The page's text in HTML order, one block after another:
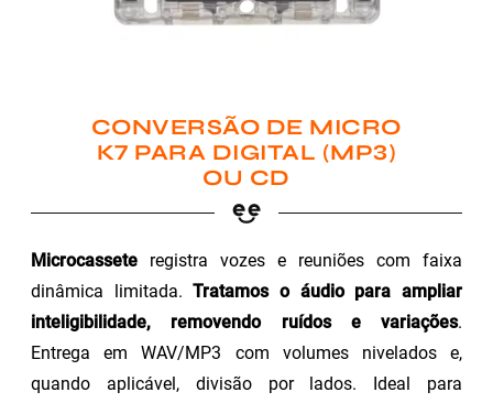
CONVERSÃO DE MICRO
K7 PARA DIGITAL (MP3)
OU CD
Microcassete registra vozes e reuniões com faixa
dinâmica limitada.Tratamos o áudio para ampliar
inteligibilidade, removendo ruídos e variações.
Entrega em WAV/MP3 com volumes nivelados e,
quando aplicável, divisão por lados. Ideal para